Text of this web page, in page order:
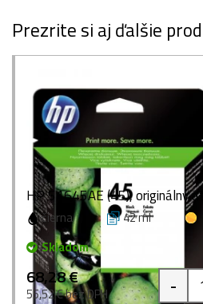
Prezrite si aj ďalšie
HP 51645AE (45), originálny
čierna 42 ml
Skladom
68,28 €
55,52 € bez DPH -